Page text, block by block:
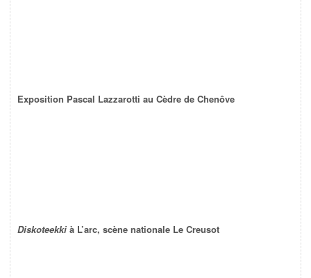
Exposition Pascal Lazzarotti au Cèdre de Chenôve
Diskoteekki à L’arc, scène nationale Le Creusot